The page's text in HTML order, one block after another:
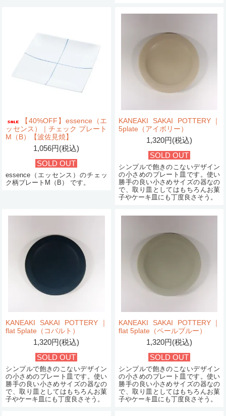
【40%OFF】essence（エ
ッセンス）｜チェック プレート
M（B）【波佐見焼】
1,056円(税込)
SOLD OUT
essence（エッセンス）のチェッ
ク柄プレートM（B） です。
KANEAKI SAKAI POTTERY｜
5plate（アイボリー）
1,320円(税込)
SOLD OUT
シンプルで飽きのこないデザイン
の小さめのプレート皿です。使い
勝手の良い小さめサイズの器なの
で、取り皿としてはもちろんお菓
子やケーキ皿にも丁度良さそう。
KANEAKI SAKAI POTTERY｜
flat 5plate（コバルト）
1,320円(税込)
SOLD OUT
シンプルで飽きのこないデザイン
の小さめのプレート皿です。使い
勝手の良い小さめサイズの器なの
で、取り皿としてはもちろんお菓
子やケーキ皿にも丁度良さそう。
KANEAKI SAKAI POTTERY｜
flat 5plate（ペールブルー）
1,320円(税込)
SOLD OUT
シンプルで飽きのこないデザイン
の小さめのプレート皿です。使い
勝手の良い小さめサイズの器なの
で、取り皿としてはもちろんお菓
子やケーキ皿にも丁度良さそう。